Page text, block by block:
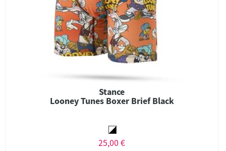
Stance
Looney Tunes Boxer Brief Black
25,00 €